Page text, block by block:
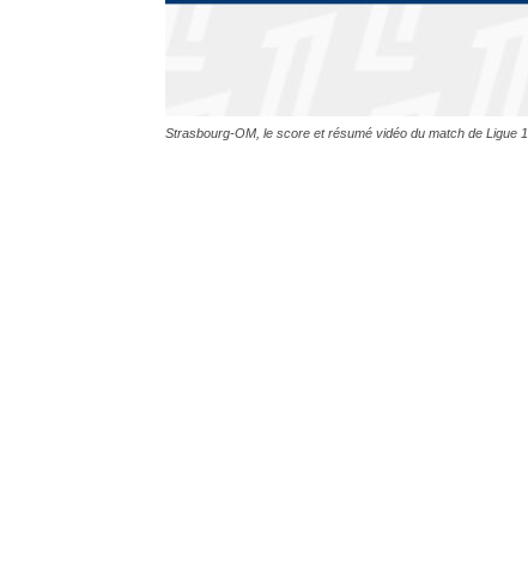
Strasbourg-OM, le score et résumé vidéo du match de Ligue 1